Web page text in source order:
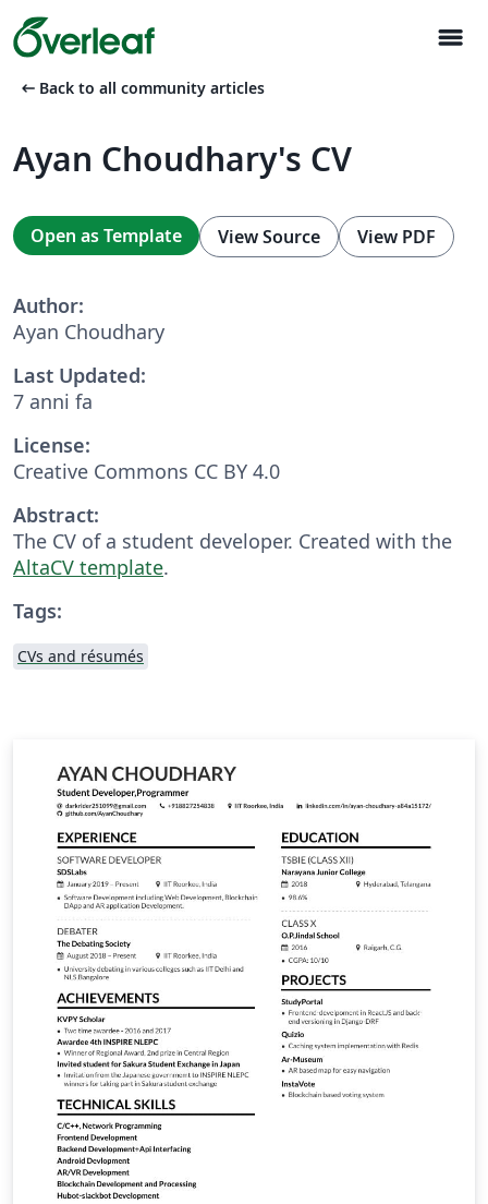
menu
arrow_left_alt Back to all community articles
Ayan Choudhary's CV
Open as Template View Source View PDF
Author:
Ayan Choudhary
Last Updated:
7 anni fa
License:
Creative Commons CC BY 4.0
Abstract:
The CV of a student developer. Created with the
AltaCV template.
Tags:
CVs and résumés